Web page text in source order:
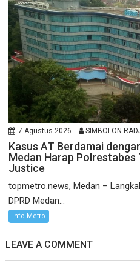
7 Agustus 2026 SIMBOLON
Kasus AT Berdamai
Medan Harap
Justice
topmetro.news, Medan –
DPRD Medan...
Info Metro
LEAVE A COMMENT